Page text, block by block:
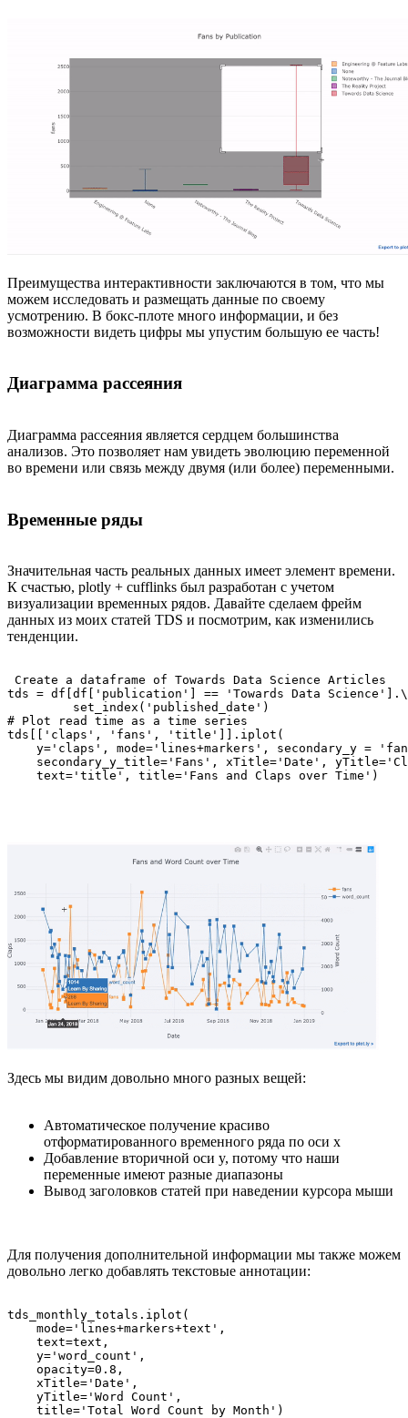
Преимущества интерактивности заключаются в том, что мы
можем исследовать и размещать данные по своему
усмотрению. В бокс-плоте много информации, и без
возможности видеть цифры мы упустим большую ее часть!
Диаграмма рассеяния
Диаграмма рассеяния является сердцем большинства
анализов. Это позволяет нам увидеть эволюцию переменной
во времени или связь между двумя (или более) переменными.
Временные ряды
Значительная часть реальных данных имеет элемент времени.
К счастью, plotly + cufflinks был разработан с учетом
визуализации временных рядов. Давайте сделаем фрейм
данных из моих статей TDS и посмотрим, как изменились
тенденции.
Create a dataframe of Towards Data Science Articles
tds = df[df['publication'] == 'Towards Data Science'].\
         set_index('published_date')
# Plot read time as a time series
tds[['claps', 'fans', 'title']].iplot(
y='claps', mode='lines+markers', secondary_y =
secondary_y_title='Fans', xTitle='Date',
    text='title', title='Fans and Claps over Time')
Здесь мы видим довольно много разных вещей:
Автоматическое получение красиво
отформатированного временного ряда по оси x
Добавление вторичной оси y, потому что наши
переменные имеют разные диапазоны
Вывод заголовков статей при наведении курсора мыши
Для получения дополнительной информации мы также можем
довольно легко добавлять текстовые аннотации:
tds_monthly_totals.iplot(
    mode='lines+markers+text',
    text=text,
    y='word_count',
    opacity=0.8,
    xTitle='Date',
    yTitle='Word Count',
    title='Total Word Count by Month')